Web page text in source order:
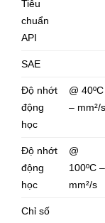
Tiêu
chuẩn
API
SAE
Độ nhớt
động
học
@ 40ºC
– mm²/s
Độ nhớt
động
học
@
100ºC –
mm²/s
Chỉ số